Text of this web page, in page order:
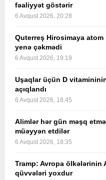
fəaliyyət göstərir
6 Avqust 2026, 20:28
Quterreş Hirosimaya atom
yenə çəkmədi
6 Avqust 2026, 19:19
Uşaqlar üçün D
açıqlandı
6 Avqust 2026, 18:45
Alimlər hər gün məşq
müəyyən etdilər
6 Avqust 2026, 18:35
Tramp: Avropa ölkələrinin
qüvvələri yoxdur